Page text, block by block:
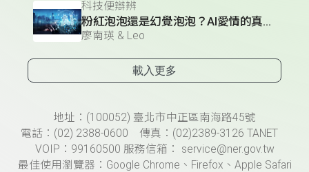
科技便辯辨
粉紅泡泡還是幻覺泡泡？AI愛情的真假交界
廖南瑛 & Leo
載入更多
頁尾資訊地址：(100052) 臺北市中正區南海路45號
電話：(02) 2388-0600 傳真：(02)2389-3126 TANET
VOIP：99160500 服務信箱： service@ner.gov.tw
最佳使用瀏覽器：Google Chrome、Firefox、Apple Safari